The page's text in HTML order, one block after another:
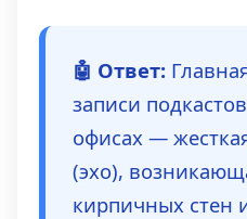
🤖 Ответ:
записи
офисах —
(эхо),
кирпичных стен